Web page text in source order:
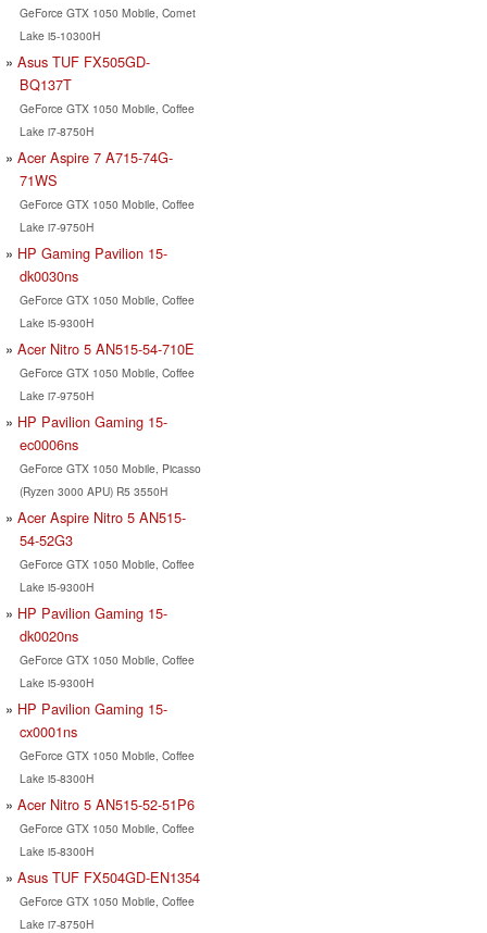
GeForce GTX 1050 Mobile, Comet
Lake i5-10300H
Asus TUF FX505GD-
BQ137T
GeForce GTX 1050 Mobile, Coffee
Lake i7-8750H
Acer Aspire 7 A715-74G-
71WS
GeForce GTX 1050 Mobile, Coffee
Lake i7-9750H
HP Gaming Pavilion 15-
dk0030ns
GeForce GTX 1050 Mobile, Coffee
Lake i5-9300H
Acer Nitro 5 AN515-54-710E
GeForce GTX 1050 Mobile, Coffee
Lake i7-9750H
HP Pavilion Gaming 15-
ec0006ns
GeForce GTX 1050 Mobile, Picasso
(Ryzen 3000 APU) R5 3550H
Acer Aspire Nitro 5 AN515-
54-52G3
GeForce GTX 1050 Mobile, Coffee
Lake i5-9300H
HP Pavilion Gaming 15-
dk0020ns
GeForce GTX 1050 Mobile, Coffee
Lake i5-9300H
HP Pavilion Gaming 15-
cx0001ns
GeForce GTX 1050 Mobile, Coffee
Lake i5-8300H
Acer Nitro 5 AN515-52-51P6
GeForce GTX 1050 Mobile, Coffee
Lake i5-8300H
Asus TUF FX504GD-EN1354
GeForce GTX 1050 Mobile, Coffee
Lake i7-8750H